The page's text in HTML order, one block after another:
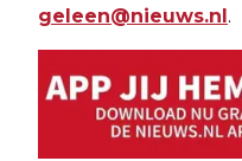
geleen@nieuws.nl.